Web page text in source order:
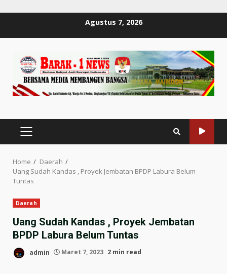
Agustus 7, 2026
PRIMARY
MENU
Home
Daerah
Uang Sudah Kandas , Proyek Jembatan BPDP Labura Belum
Tuntas
Daerah
Uang Sudah Kandas , Proyek Jembatan
BPDP Labura Belum Tuntas
admin Maret 7, 2023 2 min read